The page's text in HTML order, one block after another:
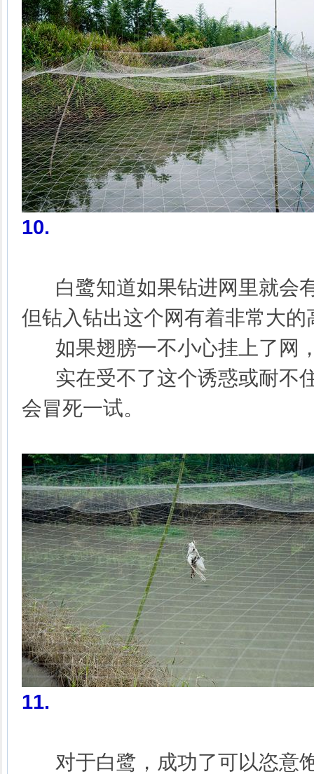
10.
白鹭知道如果钻进网里就会
但钻入钻出这个网有着非常大的
如果翅膀一不小心挂上了网
实在受不了这个诱惑或耐不
会冒死一试。
11.
对于白鹭，成功了可以恣意